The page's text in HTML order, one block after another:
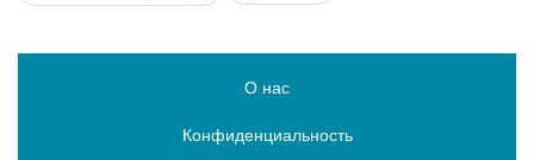
О нас
Конфиденциальность